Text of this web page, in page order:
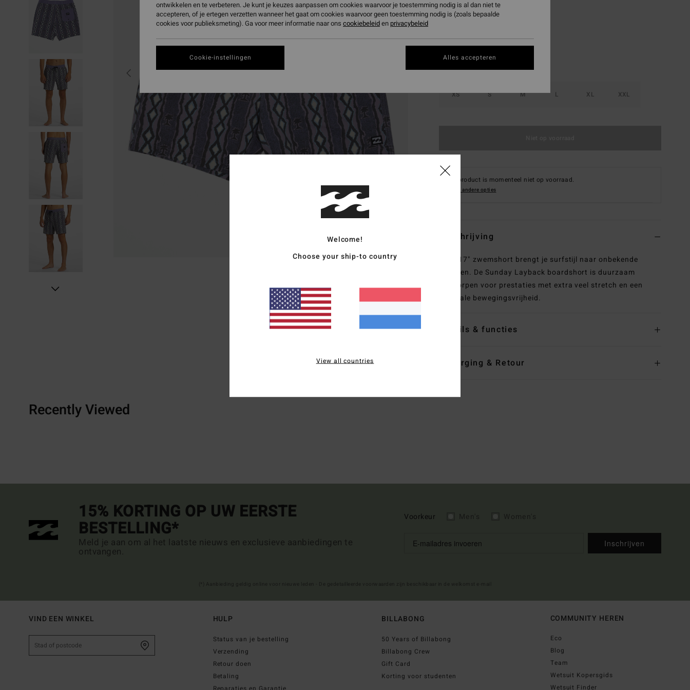
KleurLavender
XS S M L XL XXL
Dit product is momenteel niet op voorraad.
Koop andere opties
Beschrijving
Deze 17" zwemshort brengt je surfstijl naar onbekende
hoogten. De Sunday Layback boardshort is duurzaam
ontworpen voor prestaties met extra veel stretch en een
optimale bewegingsvrijheid.
Details & functies
Bezorging & Retour
Recently Viewed
15% KORTING OP UW EERSTE
BESTELLING*
Meld je aan om al het laatste nieuws en exclusieve aanbiedingen te
ontvangen.
Voorkeur
Inschrijven
VIND EEN WINKEL HULP
Status van je bestelling
Verzending
Retour doen
Betaling
BILLABONG
50 Years of Billabong
Billabong Crew
Gift Card
Korting voor studenten
COMMUNITY HEREN
Eco
Blog
Team
Wetsuit Kopersgids
Wetsuit Finder
Welcome!
Choose your ship-to country
View all countries
ontwikkelen en te verbeteren. Je kunt je keuzes aanpassen om cookies waarvoor je toestemming nodig is al dan niet te
accepteren, of je ertegen verzetten wanneer het gaat om cookies waarvoor geen toestemming nodig is (zoals bepaalde
cookies voor publieksmeting). Ga voor meer informatie naar ons cookiebeleiden privacybeleid
Cookie-instellingen Alles accepteren